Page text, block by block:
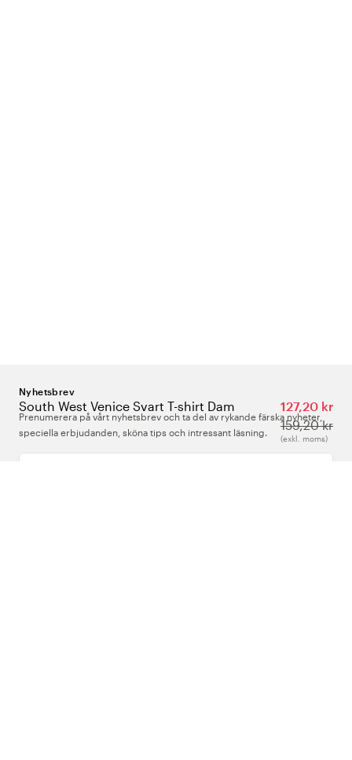
South West Venice Svart T-shirt Dam
127,20 kr
159,20 kr
(exkl. moms)
Nyhetsbrev
Prenumerera på vårt nyhetsbrev och ta del av rykande färska nyheter,
speciella erbjudanden, sköna tips och intressant läsning.
Ange din e-postadress